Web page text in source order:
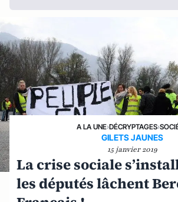
A LA UNE›DÉCRYPTAGES›
GILETS JAUNES
15 janvier 2019
La crise sociale
les députés lâchent